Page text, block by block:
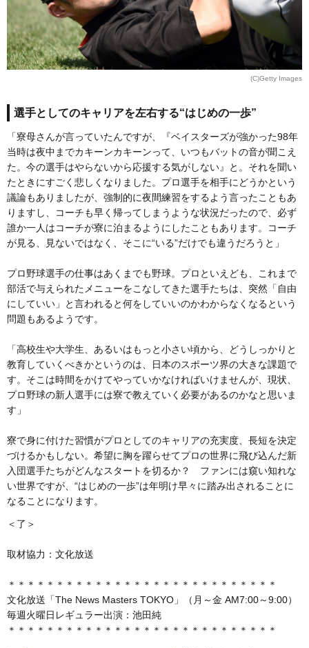
(C)Getty Images
選手としてのキャリアを左右する“はじめの一歩”
「寮母さんが言っていたんですが、『ベイスターズが強かった98年
当時は夜中までカキーンカキーンって、いつもバットの音が聞こえ
た。今の選手はやらないから応援する気がしない』と。それを聞い
たときにすごく悲しくなりました。プロ選手を相手にどうかという
議論もありましたが、強制的に夜間練習をするよう言ったこともあ
りますし、コーチも早く帰ってしまうような状況だったので、必ず
誰か一人はコーチが寮に泊まるようにしたこともあります。コーチ
が見る、見ないではなく、そこに“いる”だけでも違うだろうと」
プロ野球選手の仕事はあくまでも野球。プロといえども、これまで
部活で与えられたメニューをこなしてきた選手たちは、突然「自由
にしていい」と言われると何をしていいのかわからなくなるという
問題もあるようです。
「高校生や大学生、あるいはもっと小さい頃から、どうしっかりと
教育していくべきかというのは、日本のスポーツ界の大きな課題で
す。そこは時間をかけてやっていかなければいけませんが、現状、
プロ野球の新人選手には寮で教えていく必要があるのかなと思いま
す」
寮で身に付けた習慣がプロとしてのキャリアの充実度、長短を決定
づけるかもしない。希望に胸を躍らせてプロの世界に飛び込んだ新
入団選手たちがどんなスタートを切るか？ ファンには窺い知れな
い世界ですが、“はじめの一歩”は年明け早々に踏み出されることに
なることになります。
＜了＞
取材協力：文化放送
＊＊＊＊＊＊＊＊＊＊＊＊＊＊＊＊＊＊＊＊＊＊＊＊＊＊＊＊
文化放送「The News Masters TOKYO」（月～金 AM7:00～9:00）
毎週火曜日レギュラー出演：池田純
＊＊＊＊＊＊＊＊＊＊＊＊＊＊＊＊＊＊＊＊＊＊＊＊＊＊＊＊